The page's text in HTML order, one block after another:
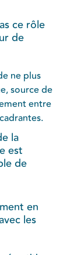
ce rôle
de
ne plus
source de
entre
la
est
de
en
les